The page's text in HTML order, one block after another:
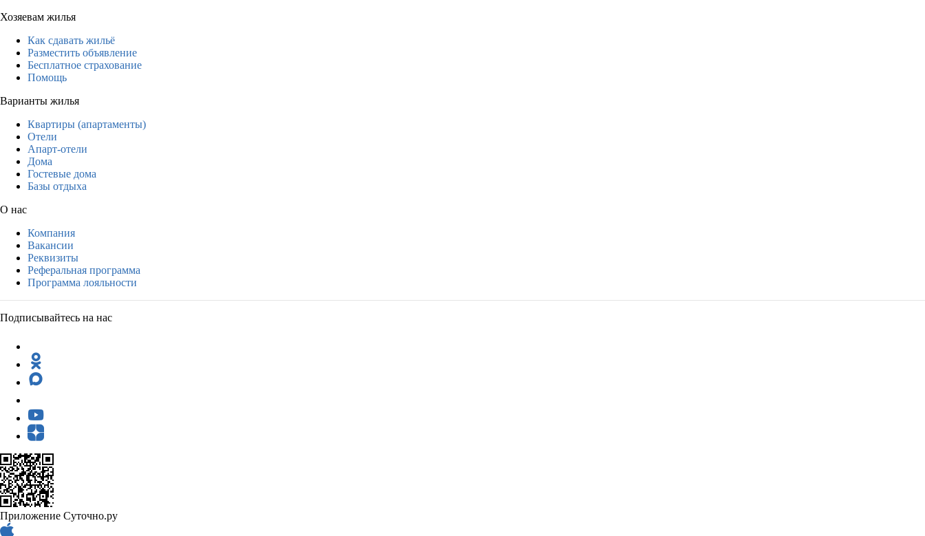
Хозяевам жилья
Как сдавать жильё
Разместить объявление
Бесплатное страхование
Помощь
Варианты жилья
Квартиры (апартаменты)
Отели
Апарт-отели
Дома
Гостевые дома
Базы отдыха
О нас
Компания
Вакансии
Реквизиты
Реферальная программа
Программа лояльности
Подписывайтесь на нас
Приложение Суточно.ру